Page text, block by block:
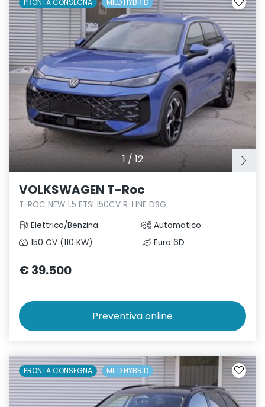
1 / 12
VOLKSWAGEN T-Roc
T-ROC NEW 1.5 ETSI 150CV R-LINE DSG
Elettrica/Benzina
Automatico
150 CV (110 KW)
Euro 6D
€ 39.500
Preventivaonline
PRONTA CONSEGNA MILD HYBRID